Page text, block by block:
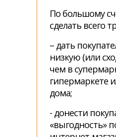
По большому
сделать всего
– дать
низкую (или
чем в
гипермаркете
дома;
- донести
«выгодность»